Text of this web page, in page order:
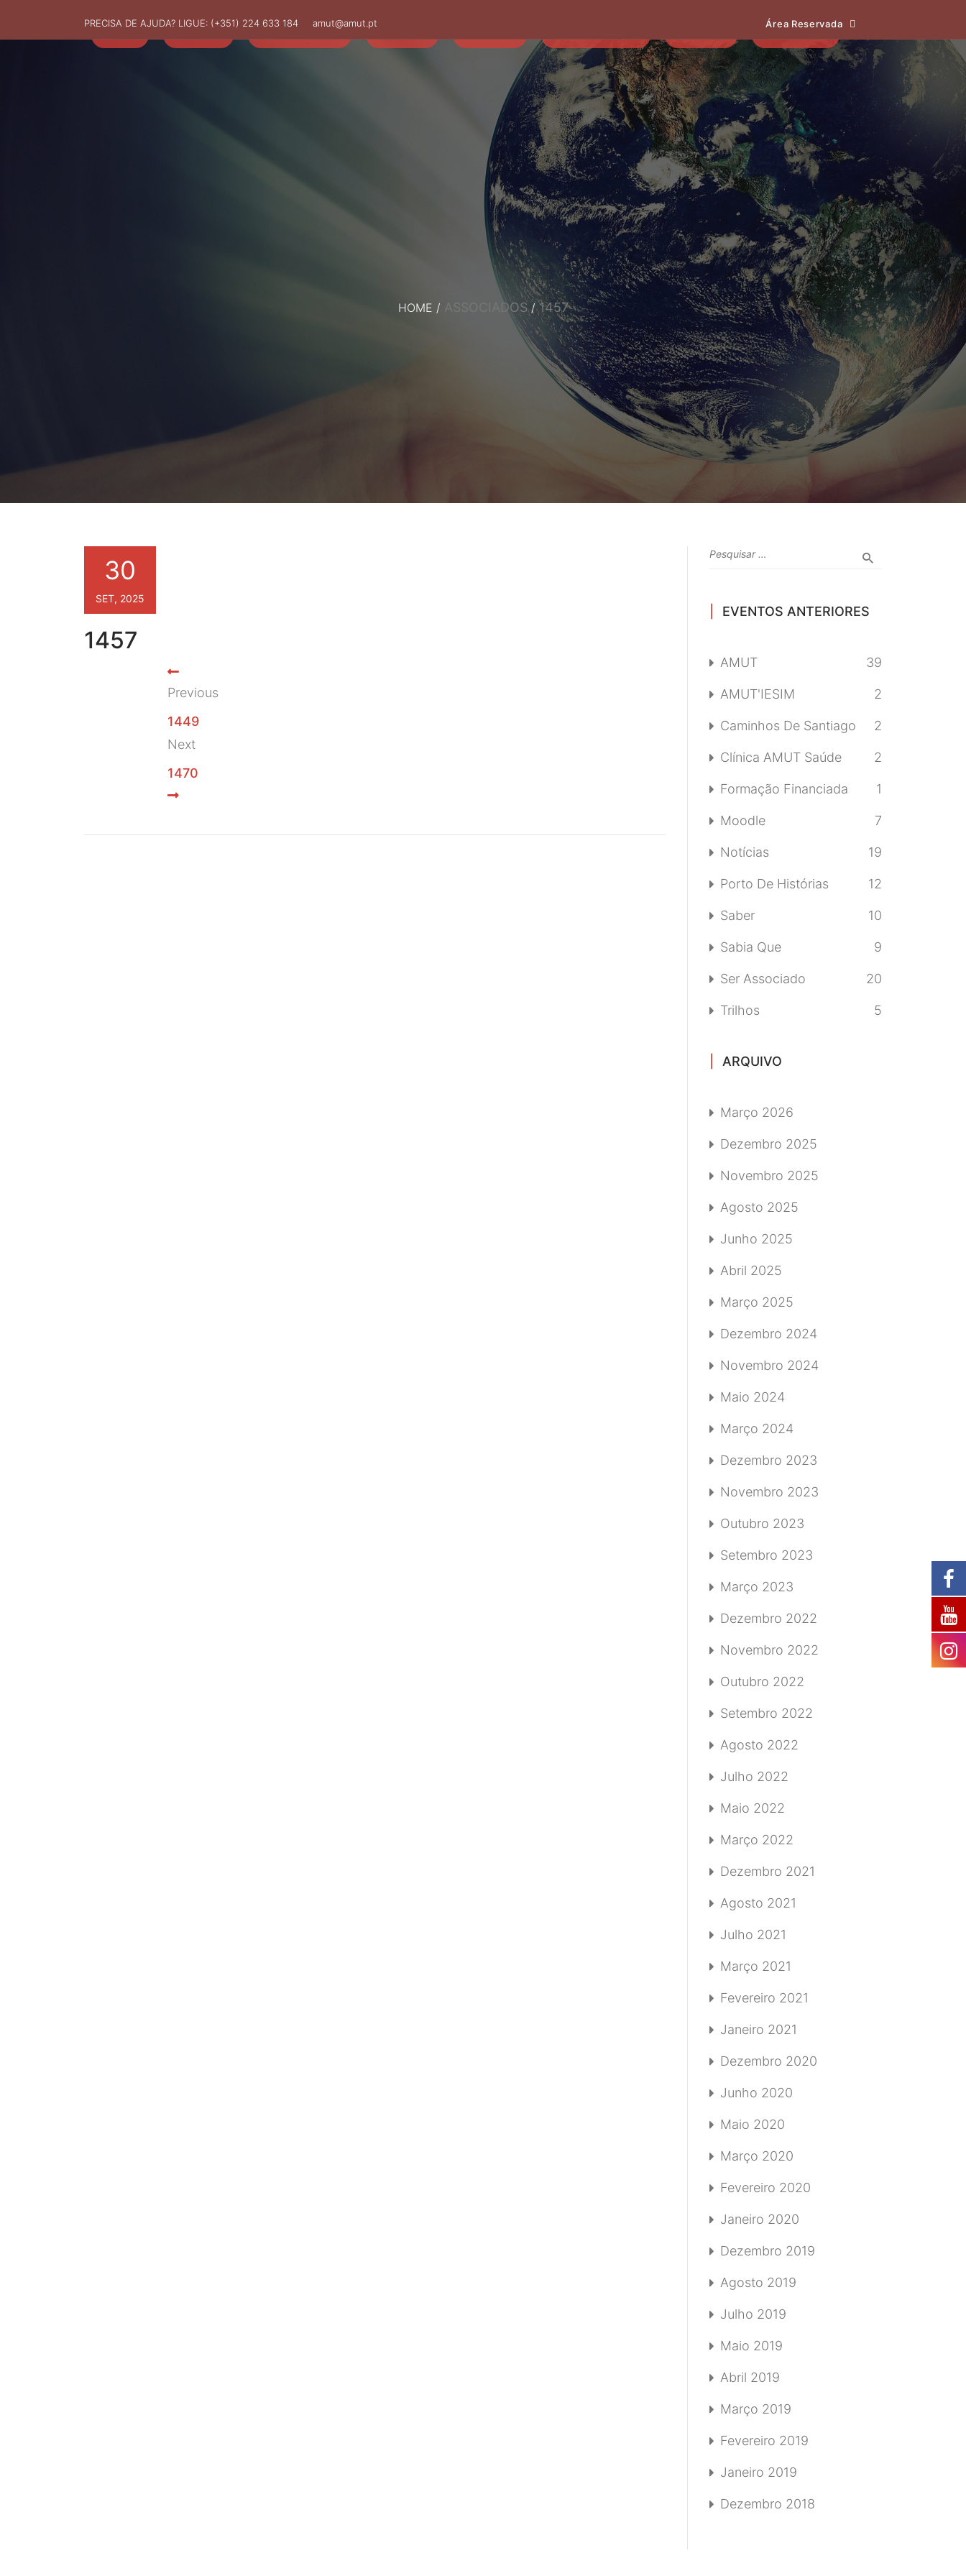
PRECISA DE AJUDA? LIGUE: (+351) 224 633 184 amut@amut.pt
Área Reservada
HOME / ASSOCIADOS / 1457
1457
30
SET, 2025
Previous
1449
Next
1470
EVENTOS ANTERIORES
AMUT 39
AMUT'IESIM 2
Caminhos De Santiago 2
Clínica AMUT Saúde 2
Formação Financiada 1
Moodle 7
Notícias 19
Porto De Histórias 12
Saber 10
Sabia Que 9
Ser Associado 20
Trilhos 5
ARQUIVO
Março 2026
Dezembro 2025
Novembro 2025
Agosto 2025
Junho 2025
Abril 2025
Março 2025
Dezembro 2024
Novembro 2024
Maio 2024
Março 2024
Dezembro 2023
Novembro 2023
Outubro 2023
Setembro 2023
Março 2023
Dezembro 2022
Novembro 2022
Outubro 2022
Setembro 2022
Agosto 2022
Julho 2022
Maio 2022
Março 2022
Dezembro 2021
Agosto 2021
Julho 2021
Março 2021
Fevereiro 2021
Janeiro 2021
Dezembro 2020
Junho 2020
Maio 2020
Março 2020
Fevereiro 2020
Janeiro 2020
Dezembro 2019
Agosto 2019
Julho 2019
Maio 2019
Abril 2019
Março 2019
Fevereiro 2019
Janeiro 2019
Dezembro 2018